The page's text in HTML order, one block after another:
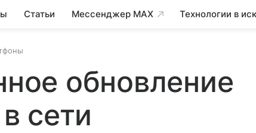
Статьи Мессенджер MAX Технологии в
обновление
сети